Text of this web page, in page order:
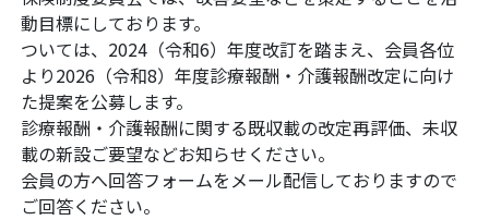
動目標にしております。
ついては、2024（令和6）年度改訂を踏まえ、会員各位
より2026（令和8）年度診療報酬・介護報酬改定に向け
た提案を公募します。
診療報酬・介護報酬に関する既収載の改定再評価、未収
載の新設ご要望などお知らせください。
会員の方へ回答フォームをメール配信しておりますので
ご回答ください。